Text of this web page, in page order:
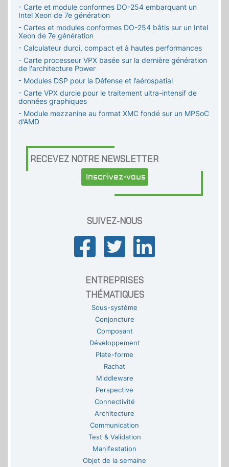
- Carte et module conformes DO-254 embarquant un
Intel Xeon de 7e génération
- Cartes et modules conformes DO-254 bâtis sur un Intel
Xeon de 7e génération
- Calculateur durci, compact et à hautes performances
- Carte processeur VPX basée sur la dernière génération
de l'architecture Power
- Modules DSP pour la Défense et l’aérospatial
- Carte VPX durcie pour le traitement ultra-intensif de
données graphiques
- Module mezzanine au format XMC fondé sur un MPSoC
d’AMD
RECEVEZ NOTRE NEWSLETTER
Inscrivez-vous
SUIVEZ-NOUS
ENTREPRISES
THÉMATIQUES
Sous-système
Conjoncture
Composant
Développement
Plate-forme
Rachat
Middleware
Perspective
Connectivité
Architecture
Communication
Test & Validation
Manifestation
Objet de la semaine